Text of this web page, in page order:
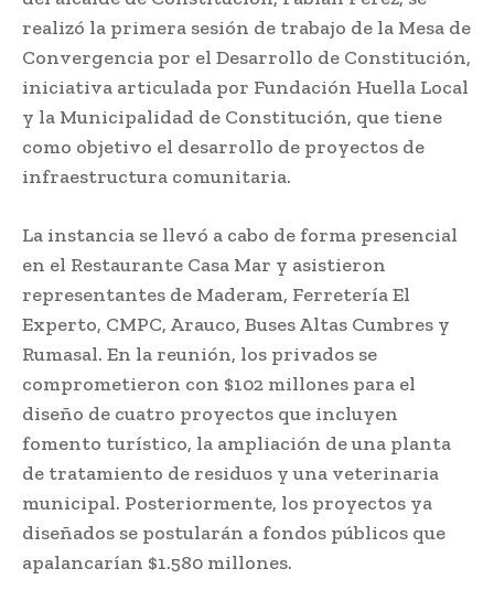
realizó la primera sesión de trabajo de la Mesa de
Convergencia por el Desarrollo de Constitución,
iniciativa articulada por Fundación Huella Local
y la Municipalidad de Constitución, que tiene
como objetivo el desarrollo de proyectos de
infraestructura comunitaria.
La instancia se llevó a cabo de forma presencial
en el Restaurante Casa Mar y asistieron
representantes de Maderam, Ferretería El
Experto, CMPC, Arauco, Buses Altas Cumbres y
Rumasal. En la reunión, los privados se
comprometieron con $102 millones para el
diseño de cuatro proyectos que incluyen
fomento turístico, la ampliación de una planta
de tratamiento de residuos y una veterinaria
municipal. Posteriormente, los proyectos ya
diseñados se postularán a fondos públicos que
apalancarían $1.580 millones.